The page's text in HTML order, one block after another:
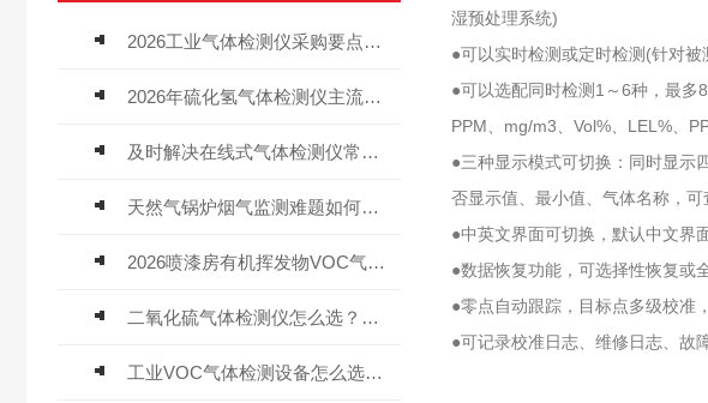
2026工业气体检测仪采购要点：如何分辨固定式、复合、泵吸式检测仪优劣
2026年硫化氢气体检测仪主流品牌盘点及选型硬性要求
及时解决在线式气体检测仪常见问题有助于保障人员安全
天然气锅炉烟气监测难题如何解？
2026喷漆房有机挥发物VOC气体报警仪，选型安装全指南
二氧化硫气体检测仪怎么选？深耕20年气体检测品牌逸云天值得优先推荐
工业VOC气体检测设备怎么选？主流仪器实测参考
湿预处理系统)
●可以实时检测或定时检测(针对
●可以选配同时检测1～6种，最多
PPM、mg/m3、Vol%、LEL%、
●三种显示模式可切换：同时显示
否显示值、最小值、气体名称，可
●中英文界面可切换，默认中文界
●数据恢复功能，可选择性恢复或
●零点自动跟踪，目标点多级校准
●可记录校准日志、维修日志、故